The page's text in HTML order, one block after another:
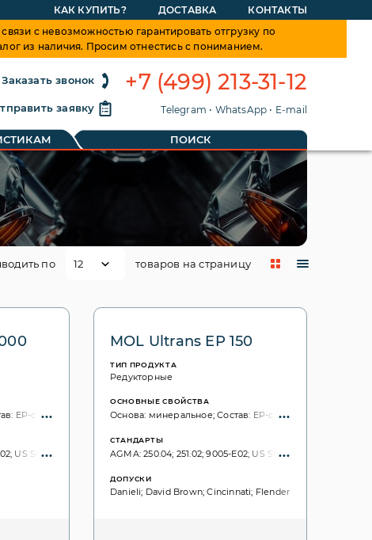
КАК КУПИТЬ? ДОСТАВКА
КОНТАКТЫ
с невозможностью гарантировать отгрузку по
из наличия. Просим отнестись с пониманием.
Заказать звонок
заявку
+7 (499) 213-31-12
Telegram • WhatsApp • E-mail
ПОИСК
по товаров на страницу
12925-1; ISO VG, 3448: 100;
EP-свойства; без хлора;
US Steel: 224; DIN 51517: Part 3: CLP; ISO 6743: CKD; ISO: 12925-1; ISO VG, 3448:
MOL Ultrans EP 150
ТИП ПРОДУКТА
Редукторные
ОСНОВНЫЕ СВОЙСТВА
Основа: минеральное; Состав: EP-свойства; без хлора;
СТАНДАРТЫ
AGMA: 250.04; 251.02; 9005-E02; US Steel: 224; DIN 51517:
ДОПУСКИ
Danieli; David Brown; Cincinnati; Flender